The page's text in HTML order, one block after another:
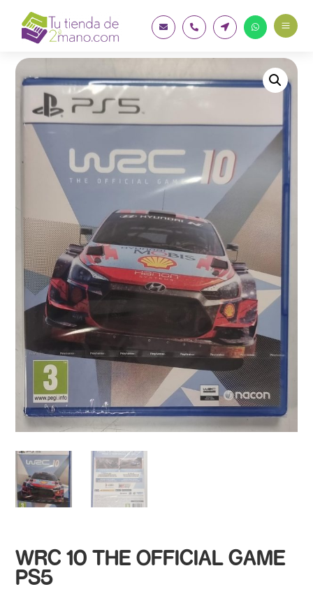
    a
WRC 10 THE OFFICIAL GAME
PS5